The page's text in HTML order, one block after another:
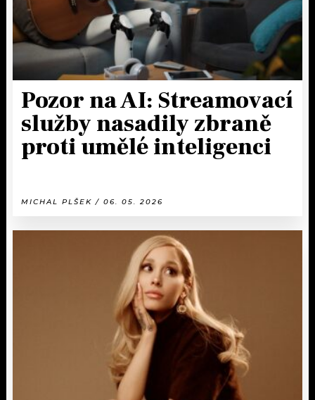
Pozor na AI: Streamovací
služby nasadily zbraně
proti umělé inteligenci
MICHAL PLŠEK / 06. 05. 2026